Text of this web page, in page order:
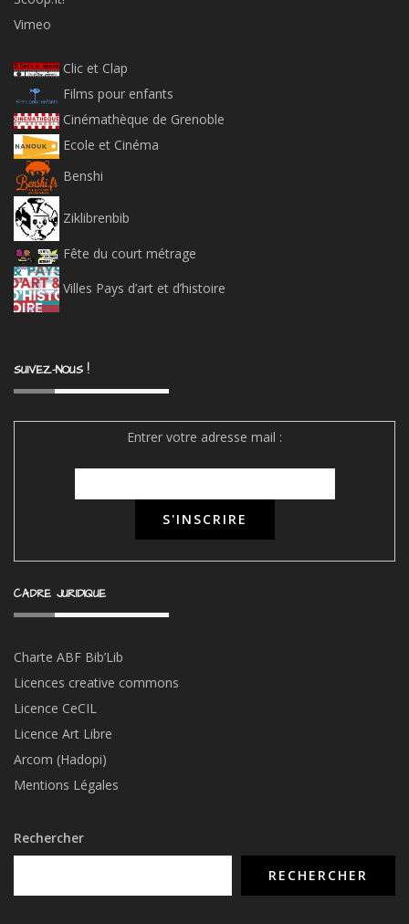
Vimeo
Clic et Clap
Films pour enfants
Cinémathèque de Grenoble
Ecole et Cinéma
Benshi
Ziklibrenbib
Fête du court métrage
Villes Pays d’art et d’histoire
SUIVEZ-NOUS !
Entrer votre adresse mail :
CADRE JURIDIQUE
Charte ABF Bib’Lib
Licences creative commons
Licence CeCIL
Licence Art Libre
Arcom (Hadopi)
Mentions Légales
Rechercher
RECHERCHER